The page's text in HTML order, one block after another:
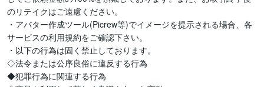
のリテイクはご遠慮ください。
・アバター作成ツール(Picrew等)でイメージを提示される場合、各
サービスの利用規約をご確認下さい。
・以下の行為は固く禁止しております。
◇法令または公序良俗に違反する行為
◆犯罪行為に関連する行為